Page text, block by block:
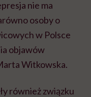
nie ma
osoby o
w Polsce
objawów
Witkowska.
również związku